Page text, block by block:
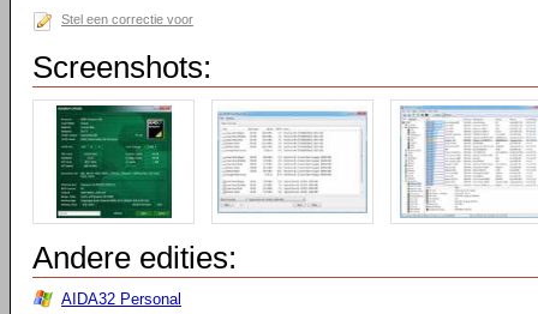
Stel een correctie voor
Screenshots:
Andere edities:
AIDA32 Personal